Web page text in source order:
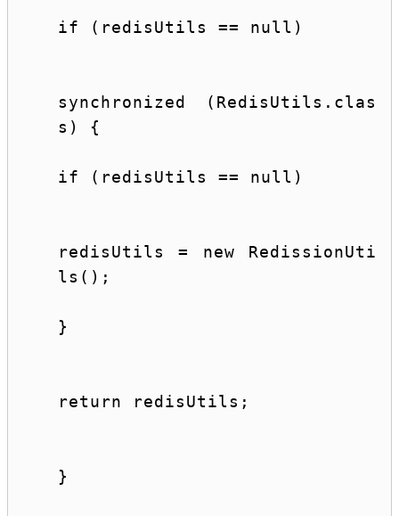
if (redisUtils == null )
synchronized (RedisUtils. clas
s ) {
if (redisUtils == null )
redisUtils = new RedissionUti
ls();
}
return redisUtils;
}